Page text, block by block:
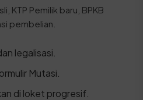
KTP Pemilik baru, BPKB
pembelian.
legalisasi.
Mutasi.
di loket progresif.